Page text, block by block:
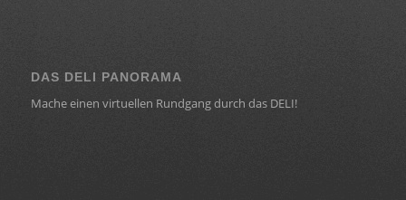
DAS DELI PANORAMA
Mache einen virtuellen Rundgang durch das DELI!